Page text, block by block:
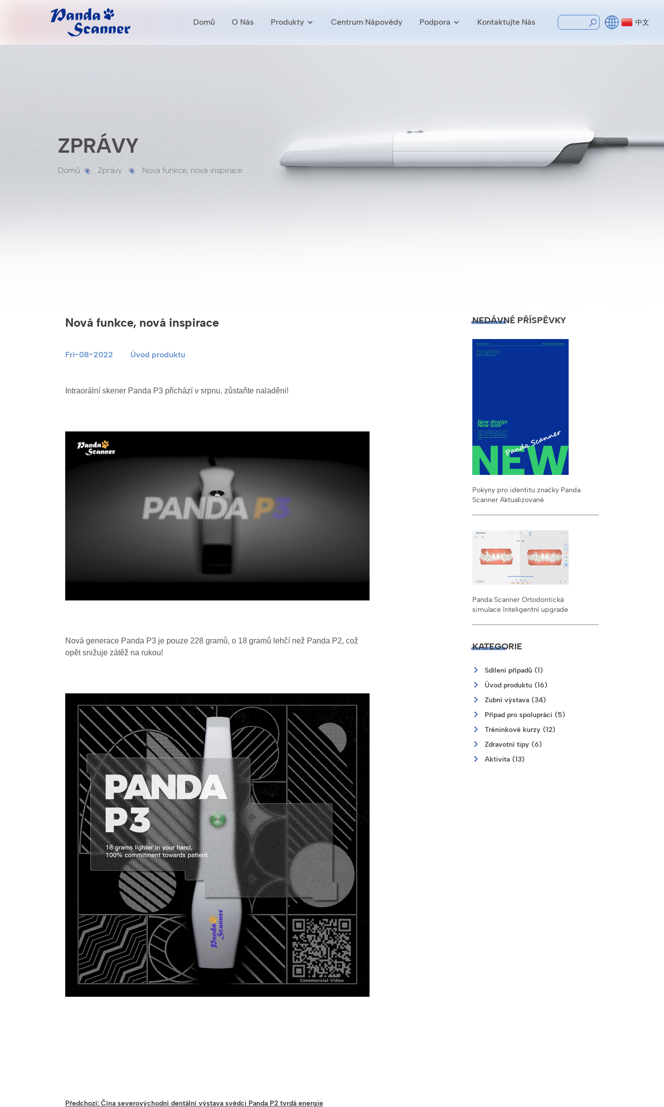
Domů O Nás Produkty Centrum Nápovědy Podpora Kontaktujte Nás 中文
ZPRÁVY
Domů Zprávy Nová funkce, nová inspirace
Nová funkce, nová inspirace
Fri-08-2022 Úvod produktu
Intraorální skener Panda P3 přichází v srpnu, zůstaňte naladěni!
Nová generace Panda P3 je pouze 228 gramů, o 18 gramů lehčí než Panda P2, což
opět snižuje zátěž na rukou!
Předchozí: Čína severovýchodní dentální výstava svědci Panda P2 tvrdá energie
NEDÁVNÉ PŘÍSPĚVKY
Pokyny pro identitu značky Panda
Scanner Aktualizované
Panda Scanner Ortodontická
simulace Inteligentní upgrade
KATEGORIE
Sdílení případů (1)
Úvod produktu (16)
Zubní výstava (34)
Případ pro spolupráci (5)
Tréninkové kurzy (12)
Zdravotní tipy (6)
Aktivita (13)